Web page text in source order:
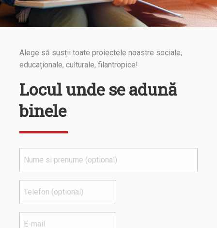
Alege să susții toate proiectele noastre sociale,
educaționale, culturale, filantropice!
Locul unde se adună
binele